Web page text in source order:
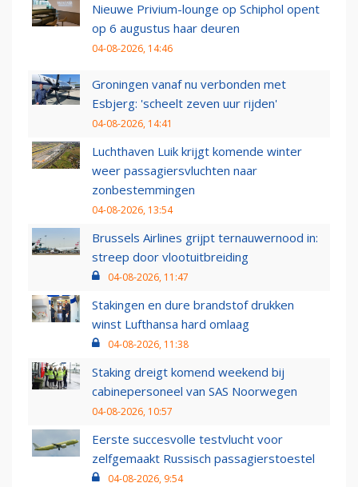
Nieuwe Privium-lounge op Schiphol opent
op 6 augustus haar deuren
04-08-2026, 14:46
Groningen vanaf nu verbonden met
Esbjerg: 'scheelt zeven uur rijden'
04-08-2026, 14:41
Luchthaven Luik krijgt komende winter
weer passagiersvluchten naar
zonbestemmingen
04-08-2026, 13:54
Brussels Airlines grijpt ternauwernood in:
streep door vlootuitbreiding
04-08-2026, 11:47
Stakingen en dure brandstof drukken
winst Lufthansa hard omlaag
04-08-2026, 11:38
Staking dreigt komend weekend bij
cabinepersoneel van SAS Noorwegen
04-08-2026, 10:57
Eerste succesvolle testvlucht voor
zelfgemaakt Russisch passagierstoestel
04-08-2026, 9:54